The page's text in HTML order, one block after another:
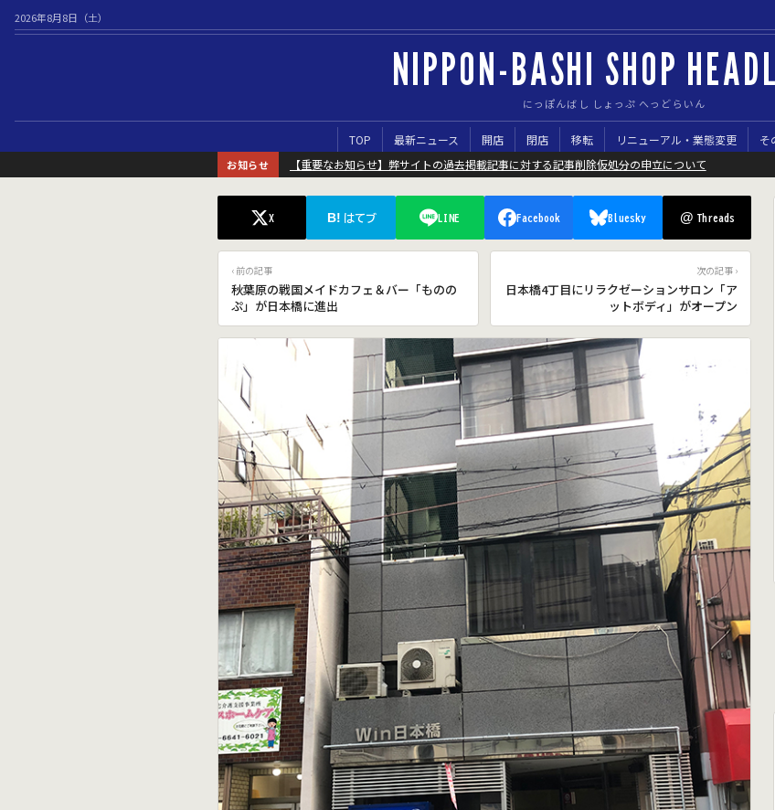
2026年8月8日（土）
NIPPON-BASHI SHOP
にっぽんばし しょっぷ へっどらいん
TOP 最新ニュース 開店 閉店 移転 リニューアル・業態変更 そ
お知らせ 【重要なお知らせ】弊サイトの過去掲載記事に対する記事削除仮処分の申立について
X B! はてブ LINE Facebook Bluesky @ Threads
‹ 前の記事
秋葉原の戦国メイドカフェ＆バー「ものの
ぷ」が日本橋に進出
次の記事 ›
日本橋4丁目にリラクゼーションサロン「ア
ットボディ」がオープン